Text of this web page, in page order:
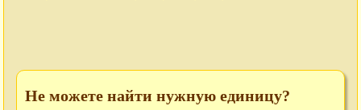
Не можете найти нужную единицу?